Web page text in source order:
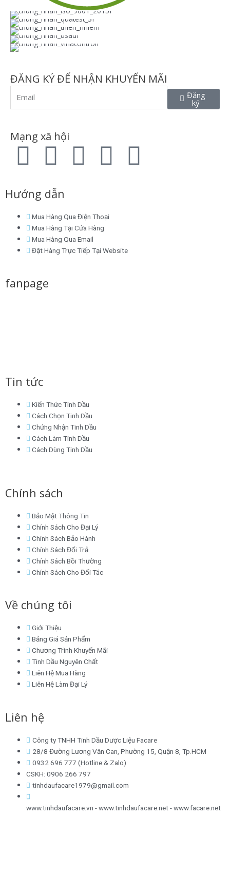
ĐĂNG KÝ ĐỂ NHẬN KHUYẾN MÃI
Đăng
ký
Mạng xã hội
F
a
c
e
b
o
T
w
i
t
t
L
n
k
e
I
s
t
a
P
Hướng dẫn
Mua Hàng Qua Điện Thoại
Mua Hàng Tại Cửa Hàng
Mua Hàng Qua Email
Đặt Hàng Trực Tiếp Tại Website
fanpage
Tin tức
Kiến Thức Tinh Dầu
Cách Chọn Tinh Dầu
Chứng Nhận Tinh Dầu
Cách Làm Tinh Dầu
Cách Dùng Tinh Dầu
Chính sách
Bảo Mật Thông Tin
Chính Sách Cho Đại Lý
Chính Sách Bảo Hành
Chính Sách Đổi Trả
Chính Sách Bồi Thường
Chính Sách Cho Đối Tác
Về chúng tôi
Giới Thiệu
Bảng Giá Sản Phẩm
Chương Trình Khuyến Mãi
Tinh Dầu Nguyên Chất
Liên Hệ Mua Hàng
Liên Hệ Làm Đại Lý
Liên hệ
Công ty TNHH Tinh Dầu Dược Liệu Facare
28/8 Đường Lương Văn Can, Phường 15, Quận 8, Tp.HCM
0932 696 777 (Hotline & Zalo)
CSKH: 0906 266 797
tinhdaufacare1979@gmail.com
www.tinhdaufacare.vn - www.tinhdaufacare.net - www.facare.net